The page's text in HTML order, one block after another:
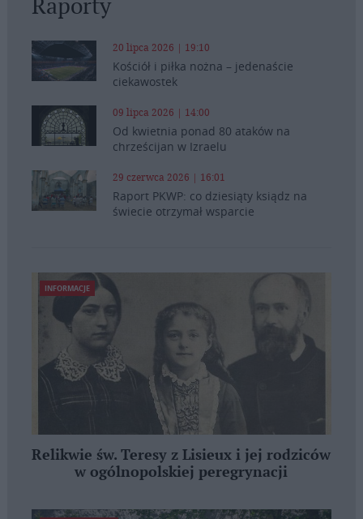
20 lipca 2026 | 19:10
Kościół i piłka nożna – jedenaście
ciekawostek
09 lipca 2026 | 14:00
Od kwietnia ponad 80 ataków na
chrześcijan w Izraelu
29 czerwca 2026 | 16:01
Raport PKWP: co dziesiąty ksiądz na
świecie otrzymał wsparcie
INFORMACJE
Relikwie św. Teresy z Lisieux i jej rodziców
w ogólnopolskiej peregrynacji